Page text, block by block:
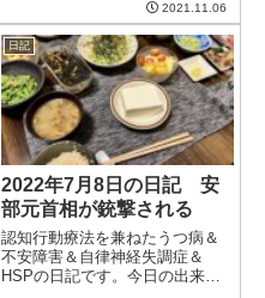
2021.11.06
日記
2022年7月8日の日記 安
部元首相が銃撃される
認知行動療法を兼ねたうつ病＆
不安障害＆自律神経失調症＆
HSPの日記です。今日の出来事